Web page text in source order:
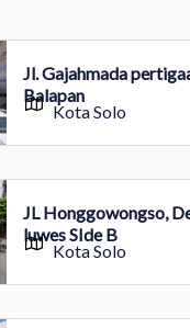
Jl. Gajahmada
Balapan
Kota Solo
JL Honggowongso,
luwes SIde B
Kota Solo